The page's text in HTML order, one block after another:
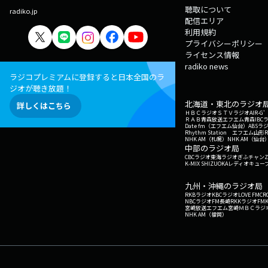
radiko.jp
ラジコプレミアムに登録すると日本全国のラ
ジオが聴き放題！
詳しくはこちら
聴取について
配信エリア
利用規約
プライバシーポリシー
ライセンス情報
radiko news
北海道・東北のラジオ
ＨＢＣラジオＳＴＶラジオAIR-G'
ＲＡＢ青森放送エフエム青森IBC
Date fm（エフエム仙台） ABSラ
Rhythm Station エフエム山形
NHK AM（札幌） NHK AM（仙台
中部のラジオ局
CBCラジオ東海ラジオぎふチャン
K-MIX SHIZUOKAレディオキュー
九州・沖縄のラジオ局
RKBラジオKBCラジオLOVE FM
NBCラジオFM長崎RKKラジオ
宮崎放送エフエム宮崎ＭＢＣラジ
NHK AM（福岡）